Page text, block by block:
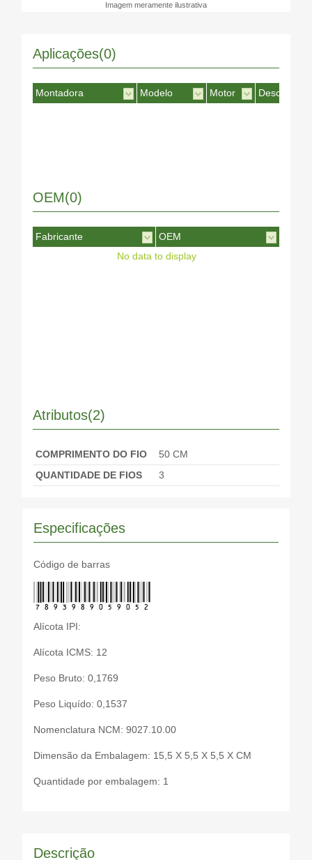
Imagem meramente ilustrativa
Aplicações(0)
Montadora Modelo Motor Desc. Motor
OEM(0)
Fabricante
OEM
No data to display
Atributos(2)
COMPRIMENTO DO FIO
50 CM
QUANTIDADE DE FIOS
3
Especificações
Código de barras
7893989059052
Alícota IPI:
Alícota ICMS: 12
Peso Bruto: 0,1769
Peso Liquído: 0,1537
Nomenclatura NCM: 9027.10.00
Dimensão da Embalagem: 15,5 X 5,5 X 5,5 X CM
Quantidade por embalagem: 1
Descrição